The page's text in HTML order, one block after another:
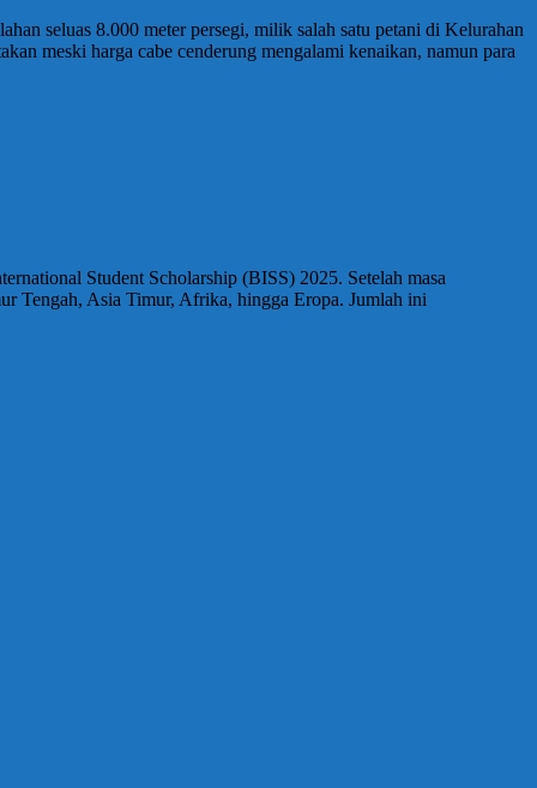
seluas 8.000 meter persegi, milik salah satu petani di Kelurahan
meski harga cabe cenderung mengalami kenaikan, namun para
Student Scholarship (BISS) 2025. Setelah masa
Tengah, Asia Timur, Afrika, hingga Eropa. Jumlah ini